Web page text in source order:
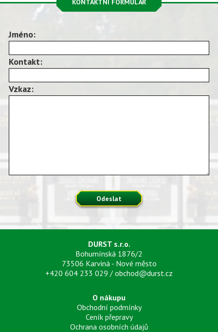
KONTAKTNÍ FORMULÁŘ
Jméno:
Kontakt:
Vzkaz:
Odeslat
DURST s.r.o.
Bohumínská 1876/2
73506 Karviná - Nové město
+420 604 233 029 / obchod@durst.cz
O nákupu
Obchodní podmínky
Ceník přepravy
Ochrana osobních údajů